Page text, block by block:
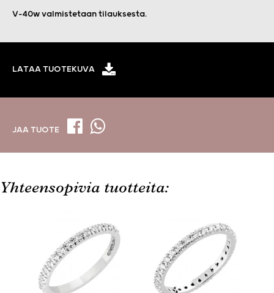
V-40w valmistetaan tilauksesta.
LATAA TUOTEKUVA
JAA TUOTE
Yhteensopivia tuotteita: